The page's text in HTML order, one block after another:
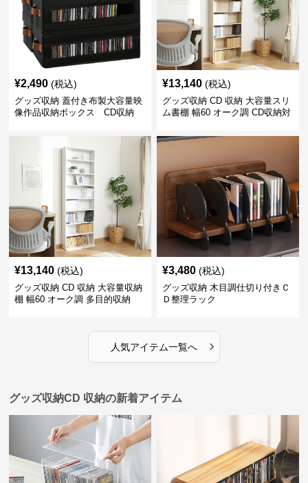
¥2,490 (税込)
グッズ収納 蓋付き布製大容量映
像作品収納ボックス CD収納
¥13,140 (税込)
グッズ収納 CD 収納 大容量スリ
ム書棚 幅60 オーク調 CD収納対
¥13,140 (税込)
グッズ収納 CD 収納 大容量収納
棚 幅60 オーク調 多目的収納
¥3,480 (税込)
グッズ収納 木目調仕切り付きＣ
Ｄ整理ラック
人気アイテム一覧へ ›
グッズ収納CD 収納の新着アイテム